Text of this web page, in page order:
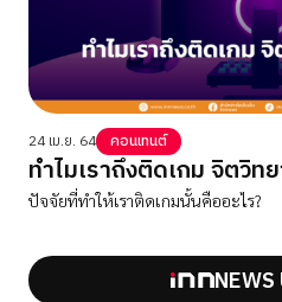
24 เม.ย. 64 คอนเทนต์
ทำไมเราถึงติดเกม จิตวิท
ปัจจัยที่ทำให้เราติดเกมนั้นคืออะไร?
NEWS